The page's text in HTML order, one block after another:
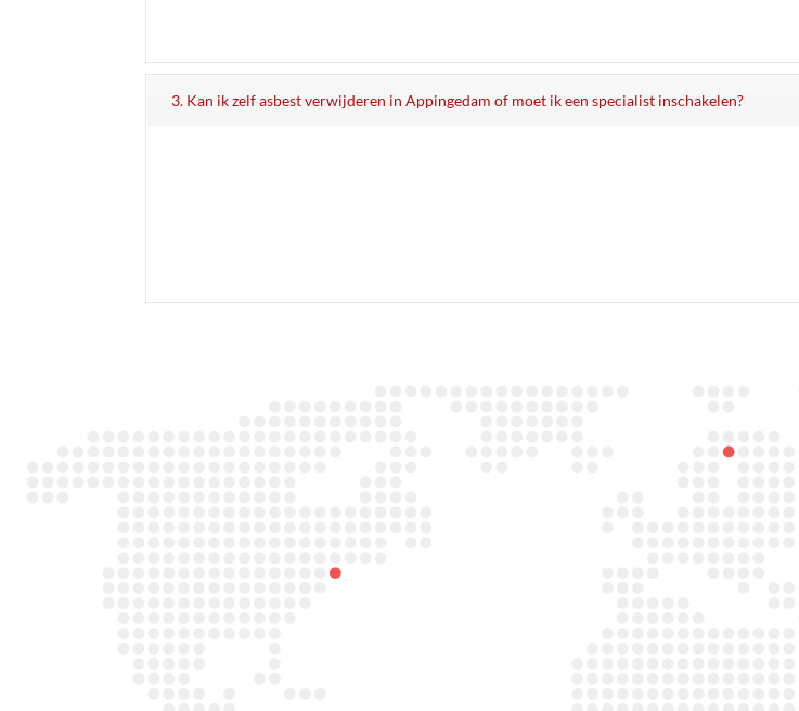
3. Kan ik zelf asbest verwijderen in Appingedam of moet ik een specialist inschakelen?